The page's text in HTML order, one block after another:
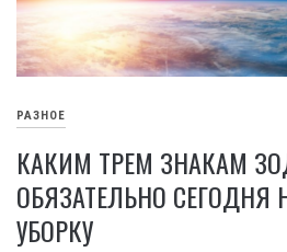
РАЗНОЕ
КАКИМ ТРЕМ ЗНАКАМ
ОБЯЗАТЕЛЬНО СЕГОДНЯ
УБОРКУ